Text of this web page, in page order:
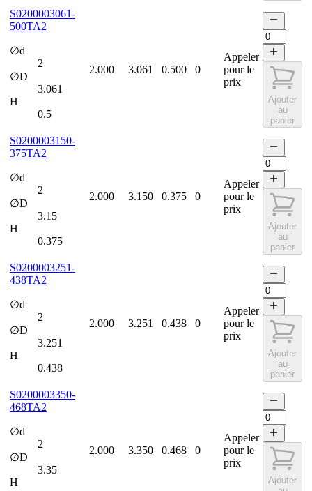
S0200003061-
500TA2
∅d
2
∅D
3.061
H
0.5
2.000 3.061 0.500 0
Appeler
pour le
prix
Ajouter
au
panier
S0200003150-
375TA2
∅d
2
∅D
3.15
H
0.375
2.000 3.150 0.375 0
Appeler
pour le
prix
Ajouter
au
panier
S0200003251-
438TA2
∅d
2
∅D
3.251
H
0.438
2.000 3.251 0.438 0
Appeler
pour le
prix
Ajouter
au
panier
S0200003350-
468TA2
∅d
2
∅D
3.35
H
2.000 3.350 0.468 0
Appeler
pour le
prix
Ajouter